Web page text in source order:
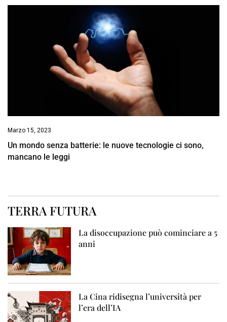
Marzo 15, 2023
Un mondo senza batterie: le nuove tecnologie ci sono,
mancano le leggi
TERRA FUTURA
La disoccupazione può cominciare a 5
anni
La Cina ridisegna l’università per
l’era dell’IA